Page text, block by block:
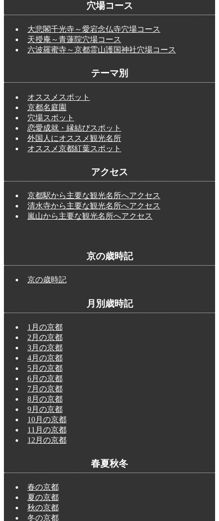
穴場コース
大悲閣千光寺～愛宕念仏寺穴場コース
天授庵～青蓮院穴場コース
六波羅蜜寺～京都霊山護国神社穴場コース
テーマ別
オススメスポット
京都名庭園
穴場スポット
恋愛成就・縁結びスポット
外国人にオススメ観光名所
オススメ京都紅葉スポット
アクセス
京都駅から主要な観光名所へアクセス
清水寺から主要な観光名所へアクセス
嵐山から主要な観光名所へアクセス
京の歳時記
京の歳時記
月別歳時記
1月の京都
2月の京都
3月の京都
4月の京都
5月の京都
6月の京都
7月の京都
8月の京都
9月の京都
10月の京都
11月の京都
12月の京都
春夏秋冬
春の京都
夏の京都
秋の京都
冬の京都